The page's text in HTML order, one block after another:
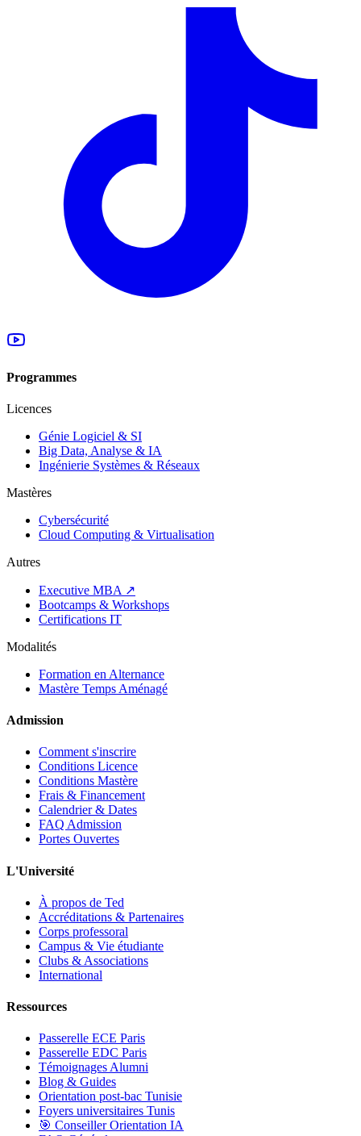
Programmes
Licences
Génie Logiciel & SI
Big Data, Analyse & IA
Ingénierie Systèmes & Réseaux
Mastères
Cybersécurité
Cloud Computing & Virtualisation
Autres
Executive MBA ↗
Bootcamps & Workshops
Certifications IT
Modalités
Formation en Alternance
Mastère Temps Aménagé
Admission
Comment s'inscrire
Conditions Licence
Conditions Mastère
Frais & Financement
Calendrier & Dates
FAQ Admission
Portes Ouvertes
L'Université
À propos de Ted
Accréditations & Partenaires
Corps professoral
Campus & Vie étudiante
Clubs & Associations
International
Ressources
Passerelle ECE Paris
Passerelle EDC Paris
Témoignages Alumni
Blog & Guides
Orientation post-bac Tunisie
Foyers universitaires Tunis
🎯 Conseiller Orientation IA